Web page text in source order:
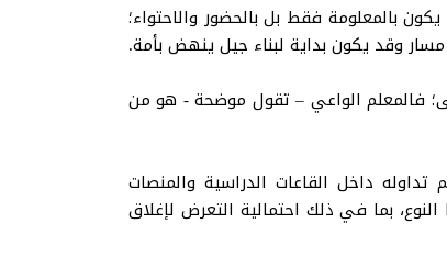
بالمعلومة فقط بل بالحضور والاحتواء؛
وقد يكون بداية لبناء جيل ينهض بأمة.
فالمعلم الواعي – تقول موضحة - هو من
داخل القاعات الدراسية والمنصات
بما في ذلك احتمالية التعرض لإغلاق